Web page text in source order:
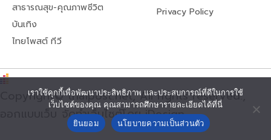
สาธารณสุข-คุณภาพชีวิต
บันเทิง
ไทยโพสต์ ทีวี
Privacy Policy
Copyright© thaipost.net, All rights reserved.,
ออกแบบเว็บ จัดทำเว็บไซต์โดย iDesign
เราใช้คุกกี้เพื่อพัฒนาประสิทธิภาพ และประสบการณ์ที่ดีในการใช้
เว็บไซต์ของคุณ คุณสามารถศึกษารายละเอียดได้ที่นี่
ยินยอม
นโยบายความเป็นส่วนตัว